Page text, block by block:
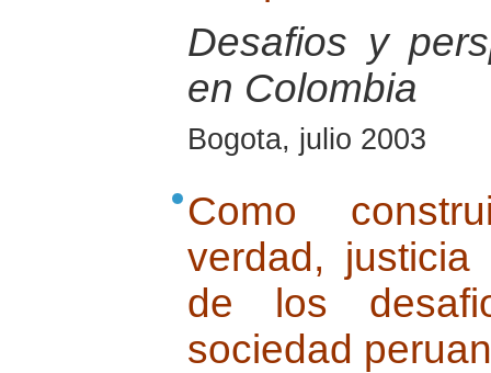
Desafios y
en Colombia
Bogota, julio 2003
Como
verdad,
de los
sociedad